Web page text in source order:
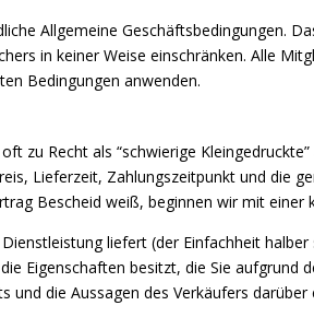
Allgemeine Geschäftsbedingungen.
in keiner Weise einschränken. Alle
Bedingungen anwenden.
zu Recht als “schwierige
Lieferzeit, Zahlungszeitpunkt und die
Bescheid weiß, beginnen wir mit einer
liefert (der Einfachheit
Eigenschaften besitzt, die Sie
und die Aussagen des Verkäufers